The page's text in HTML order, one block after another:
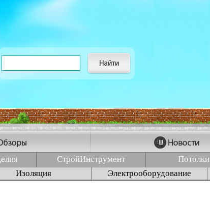
СтройИнструмент Потолки
Изоляция Электрооборудование